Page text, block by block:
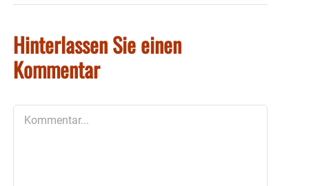
Hinterlassen Sie einen
Kommentar